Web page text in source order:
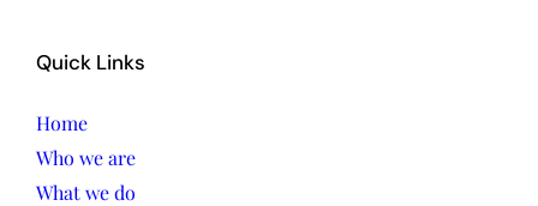
Quick Links
Home
Who we are
What we do